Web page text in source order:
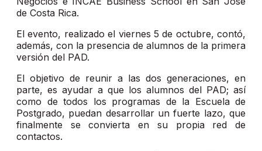
de Costa Rica.
El evento, realizado el viernes 5 de octubre, contó,
además, con la presencia de alumnos de la primera
versión del PAD.
El objetivo de reunir a las dos generaciones, en
parte, es ayudar a que los alumnos del PAD; así
como de todos los programas de la Escuela de
Postgrado, puedan desarrollar un fuerte lazo, que
finalmente se convierta en su propia red de
contactos.